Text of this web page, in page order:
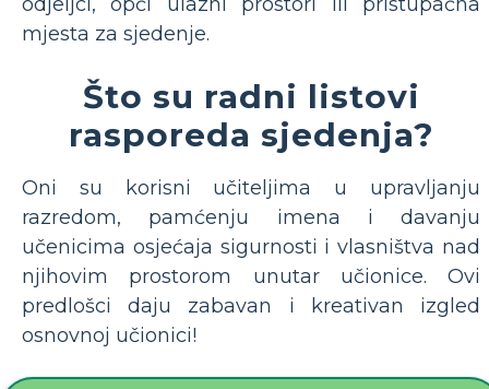
mjesta za sjedenje.
Što su radni listovi
rasporeda sjedenja?
Oni su korisni učiteljima u upravljanju
razredom, pamćenju imena i davanju
učenicima osjećaja sigurnosti i vlasništva nad
njihovim prostorom unutar učionice. Ovi
predlošci daju zabavan i kreativan izgled
osnovnoj učionici!